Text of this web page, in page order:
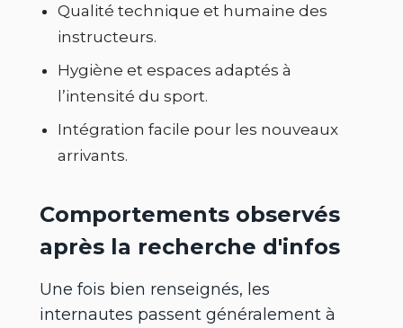
Qualité technique et humaine des
instructeurs.
Hygiène et espaces adaptés à
l’intensité du sport.
Intégration facile pour les nouveaux
arrivants.
Comportements observés
après la recherche d'infos
Une fois bien renseignés, les
internautes passent généralement à